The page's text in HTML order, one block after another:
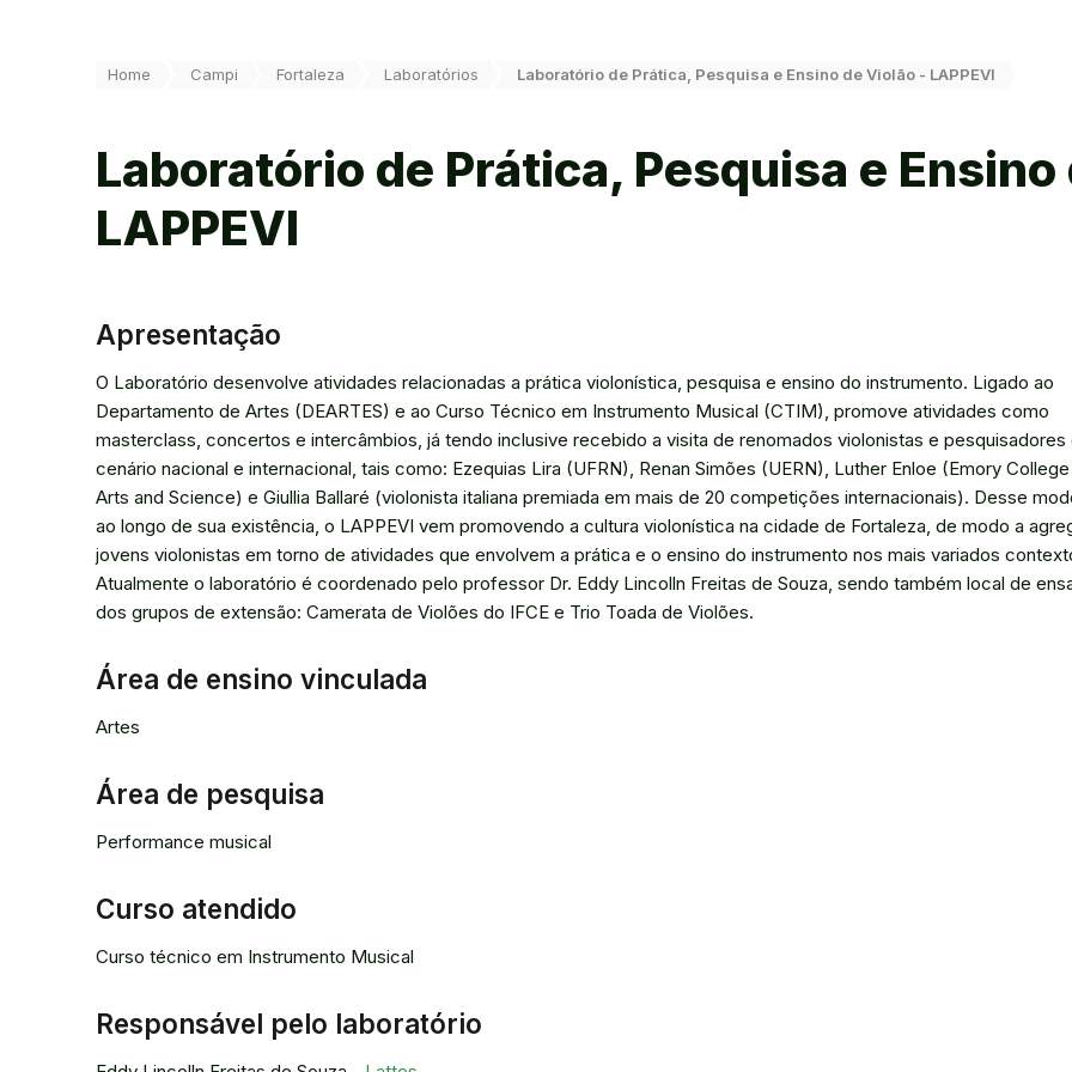
Você está aqui:
Home Campi Fortaleza Laboratórios Laboratório de Prática, Pesquisa e Ensino de Violão - LAPPEVI
Laboratório de Prática, Pesquisa e
LAPPEVI
Apresentação
O Laboratório desenvolve atividades relacionadas a prática violonística, pesquisa e ensino do instrumento. Ligado ao
Departamento de Artes (DEARTES) e ao Curso Técnico em Instrumento Musical (CTIM), promove atividades como
masterclass, concertos e intercâmbios, já tendo inclusive recebido a visita de renomados violonistas e pesquisadores
cenário nacional e internacional, tais como: Ezequias Lira (UFRN), Renan Simões (UERN), Luther Enloe (Emory
Arts and Science) e Giullia Ballaré (violonista italiana premiada em mais de 20 competições internacionais). Desse
ao longo de sua existência, o LAPPEVI vem promovendo a cultura violonística na cidade de Fortaleza, de modo a
jovens violonistas em torno de atividades que envolvem a prática e o ensino do instrumento nos mais variados
Atualmente o laboratório é coordenado pelo professor Dr. Eddy Lincolln Freitas de Souza, sendo também local de
dos grupos de extensão: Camerata de Violões do IFCE e Trio Toada de Violões.
Área de ensino vinculada
Artes
Área de pesquisa
Performance musical
Curso atendido
Curso técnico em Instrumento Musical
Responsável pelo laboratório